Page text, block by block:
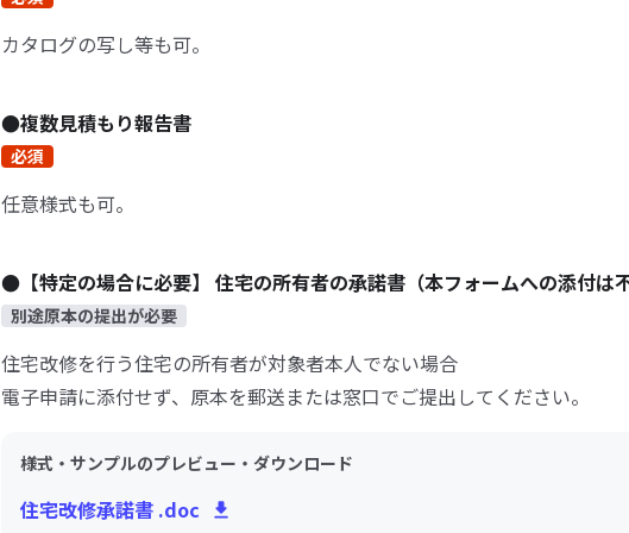
カタログの写し等も可。
●複数見積もり報告書
必須
任意様式も可。
●【特定の場合に必要】 住宅の所有者の承諾書（本フォームへの添付は不
別途原本の提出が必要
住宅改修を行う住宅の所有者が対象者本人でない場合
電子申請に添付せず、原本を郵送または窓口でご提出してください。
様式・サンプルのプレビュー・ダウンロード
住宅改修承諾書 .doc